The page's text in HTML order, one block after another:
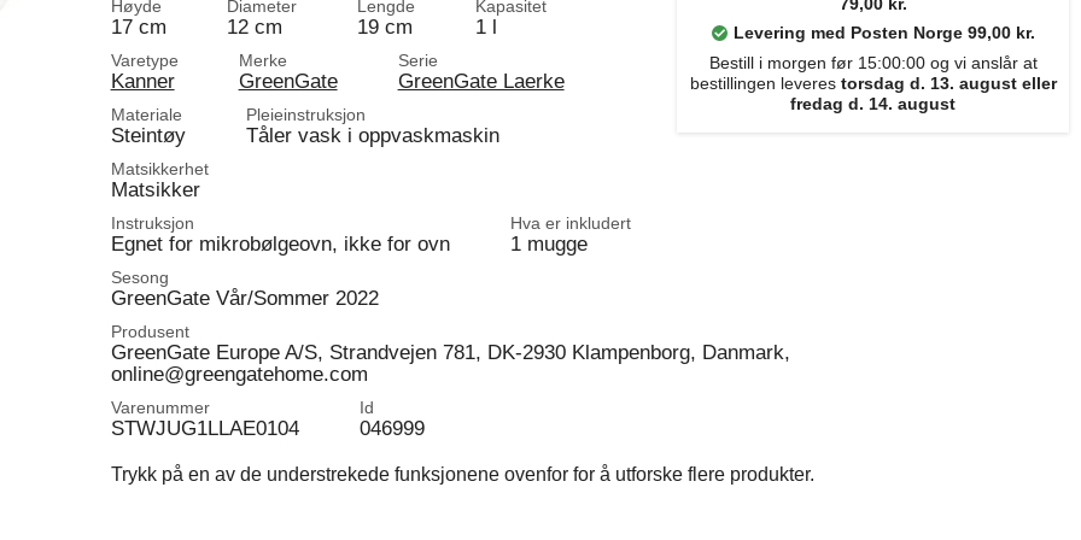
Levering med Posten Norge 99,00 kr.
Bestill i morgen før 15:00:00 og vi anslår at
bestillingen leveres torsdag d. 13. august eller
fredag d. 14. august
Høyde
17 cm
Diameter
12 cm
Lengde
19 cm
Kapasitet
1 l
Varetype
Kanner
Merke
GreenGate
Serie
GreenGate Laerke
Materiale
Steintøy
Pleieinstruksjon
Tåler vask i oppvaskmaskin
Matsikkerhet
Matsikker
Instruksjon
Egnet for mikrobølgeovn, ikke for ovn
Hva er inkludert
1 mugge
Sesong
GreenGate Vår/Sommer 2022
Produsent
GreenGate Europe A/S, Strandvejen 781, DK-2930 Klampenborg, Danmark,
online@greengatehome.com
Varenummer
STWJUG1LLAE0104
Id
046999
Trykk på en av de understrekede funksjonene ovenfor for å utforske flere produkter.